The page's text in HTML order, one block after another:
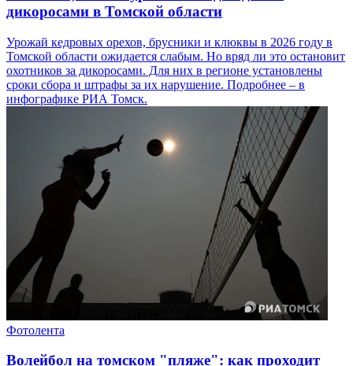
дикоросами в Томской области
Урожай кедровых орехов, брусники и клюквы в 2026 году в
Томской области ожидается слабым. Но вряд ли это остановит
охотников за дикоросами. Для них в регионе установлены
сроки сбора и штрафы за их нарушение. Подробнее – в
инфографике РИА Томск.
Фотолента
Волейбол на томском "пляже": как проходит